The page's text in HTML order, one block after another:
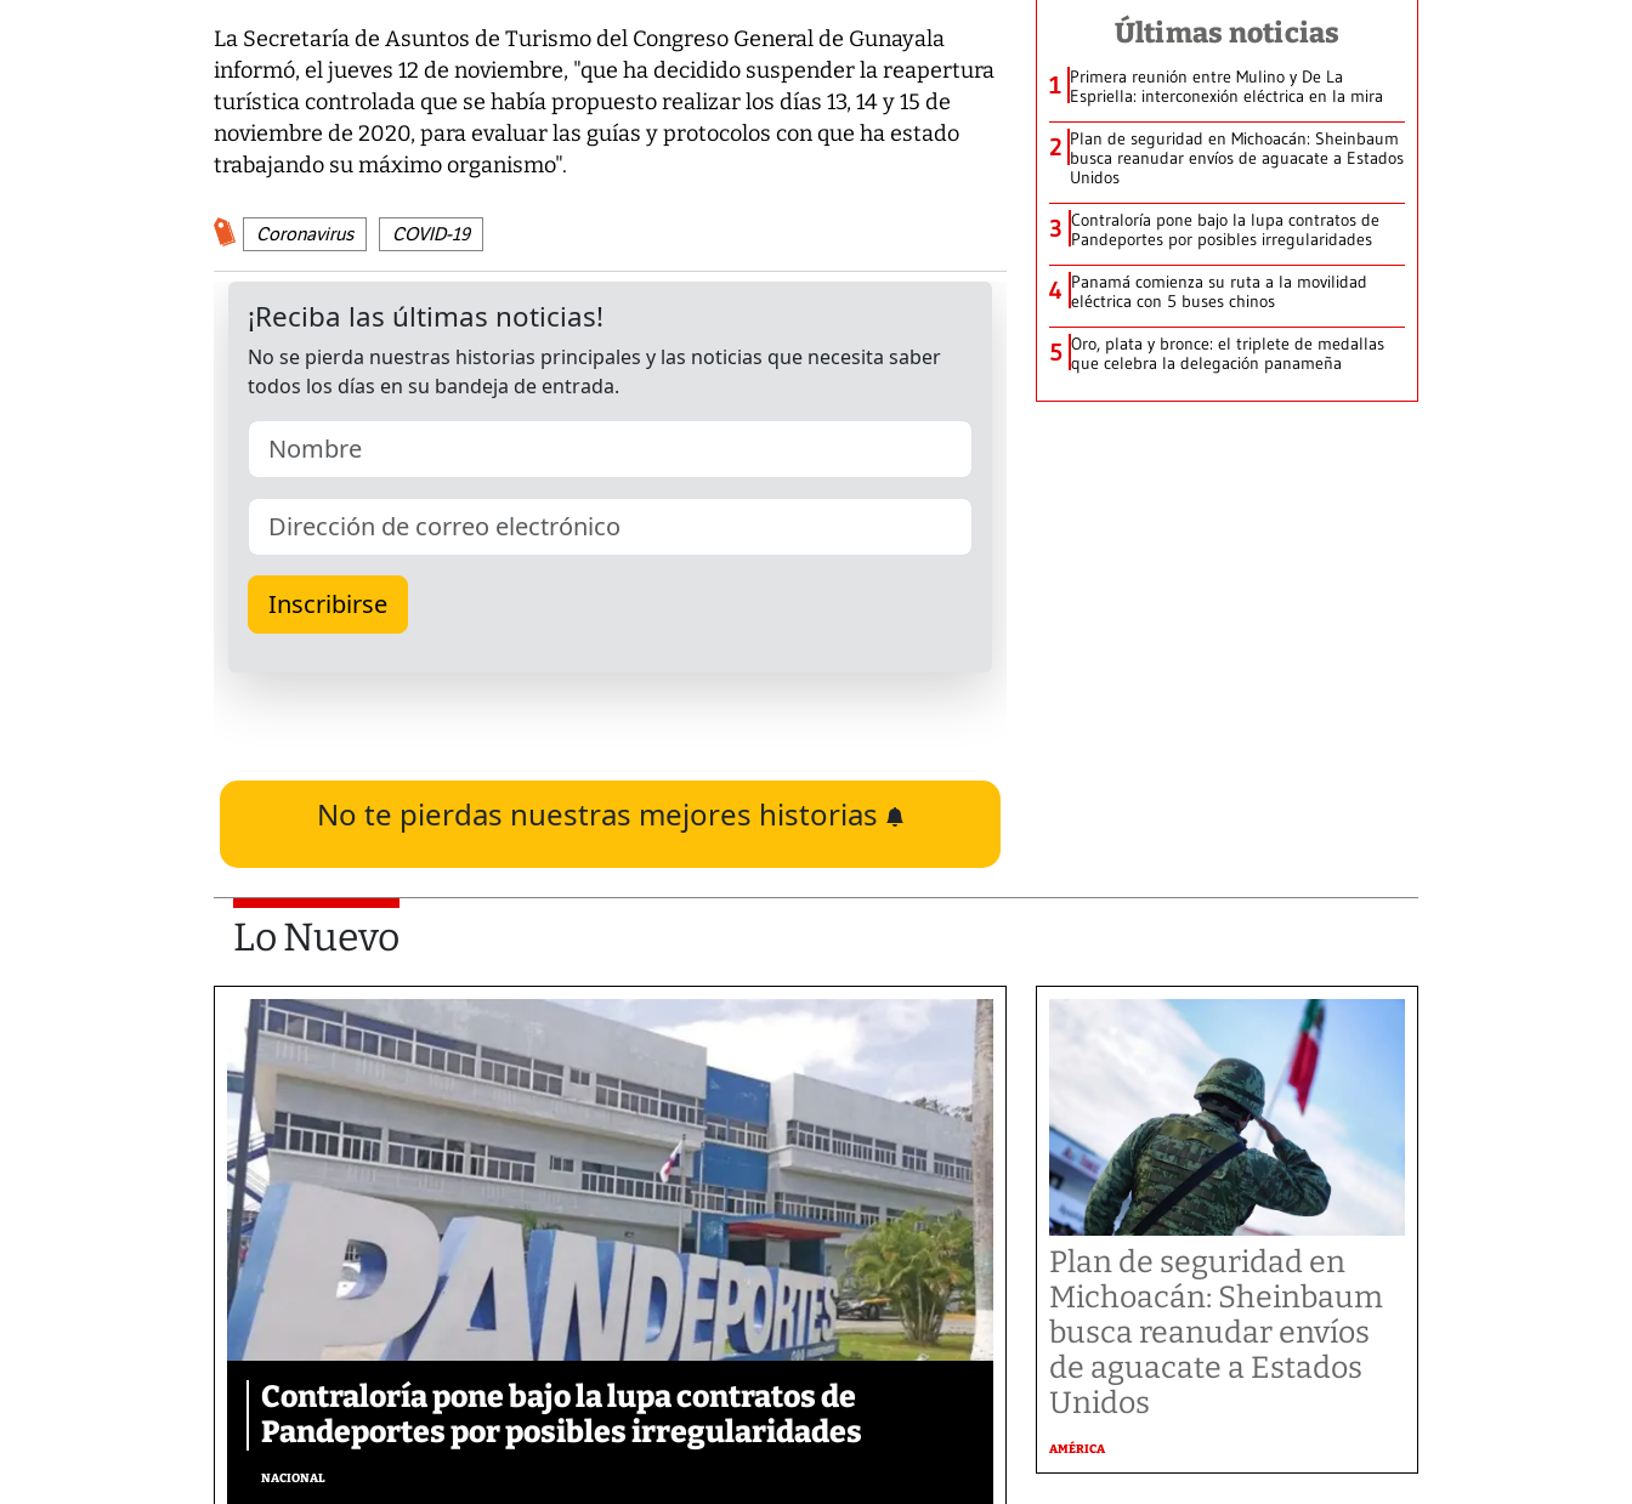
La Secretaría de Asuntos de Turismo del Congreso General de Gunayala
informó, el jueves 12 de noviembre, "que ha decidido suspender la reapertura
turística controlada que se había propuesto realizar los días 13, 14 y 15 de
noviembre de 2020, para evaluar las guías y protocolos con que ha estado
trabajando su máximo organismo".
Coronavirus COVID-19
No te pierdas nuestras mejores historias
Últimas noticias
1 Primera reunión entre Mulino y De La
Espriella: interconexión eléctrica en la mira
2 Plan de seguridad en Michoacán: Sheinbaum
busca reanudar envíos de aguacate a Estados
Unidos
3 Contraloría pone bajo la lupa contratos de
Pandeportes por posibles irregularidades
4 Panamá comienza su ruta a la movilidad
eléctrica con 5 buses chinos
5 Oro, plata y bronce: el triplete de medallas
que celebra la delegación panameña
Lo Nuevo
Contraloría pone bajo la lupa contratos de
Pandeportes por posibles irregularidades
NACIONAL
Plan de seguridad en
Michoacán: Sheinbaum
busca reanudar envíos
de aguacate a Estados
Unidos
AMÉRICA